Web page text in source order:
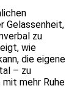
Gelassenheit,
zu
wie
die eigene
– zu
mehr Ruhe